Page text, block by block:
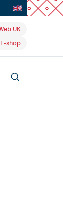
UK
E-shop